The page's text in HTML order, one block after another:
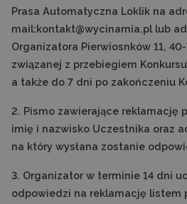
Prasa Automatyczna Loklik na
mail:kontakt@wycinarnia.pl lub
Organizatora Pierwiosnków 11,
związanej z przebiegiem
a także do 7 dni po zakończeniu
2. Pismo zawierające reklamację
imię i nazwisko Uczestnika oraz
na który wysłana zostanie
3. Organizator w terminie 14 dni
odpowiedzi na reklamację listem